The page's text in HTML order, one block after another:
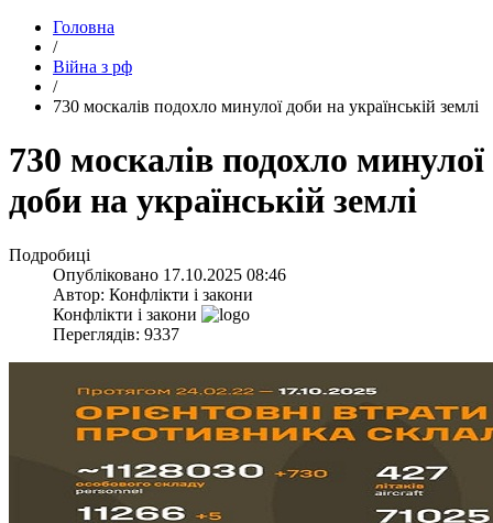
Головна
/
Війна з рф
/
​730 москалів подохло минулої доби на українській землі
​730 москалів подохло минулої
доби на українській землі
Подробиці
Опубліковано 17.10.2025 08:46
Автор: Конфлікти і закони
Конфлікти і закони
Переглядів: 9337